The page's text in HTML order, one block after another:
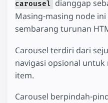
carousel dianggap
Masing-masing node
sembarang turunan
Carousel terdiri dari
navigasi opsional
item.
Carousel berpindah-